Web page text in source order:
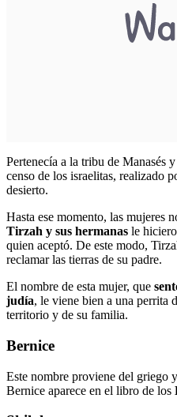
Pertenecía a la tribu de Manasés
censo de los israelitas, realizado
desierto.
Hasta ese momento, las mujeres
Tirzah y sus hermanas le
quien aceptó. De este modo,
reclamar las tierras de su padre.
El nombre de esta mujer, que
judía, le viene bien a una perrita
territorio y de su familia.
Bernice
Este nombre proviene del griego
Bernice aparece en el libro de los